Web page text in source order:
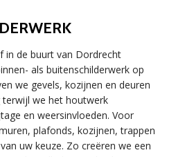
in de buurt van Dordrecht
als buitenschilderwerk op
we gevels, kozijnen en deuren
we het houtwerk
en weersinvloeden. Voor
plafonds, kozijnen, trappen
uw keuze. Zo creëren we een